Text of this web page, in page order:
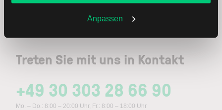
Sie jederzeit in denCookie-Einstellungenändern.
Weitere Infos auch in unsererDatenschutzerklärung
Anpassen
Treten Sie mit uns in Kontakt
+49 30 303 28 66 90
Mo. – Do.: 8:00 – 20:00 Uhr, Fr.: 8:00 – 18:00 Uhr
Abonnieren